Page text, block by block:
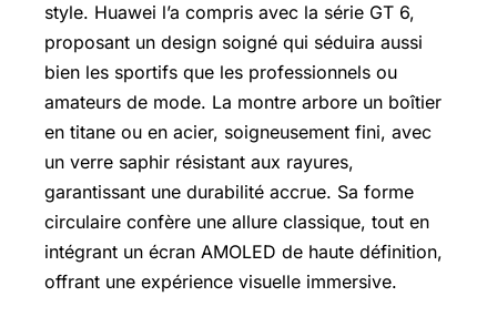
style. Huawei l’a compris avec la série GT 6,
proposant un design soigné qui séduira aussi
bien les sportifs que les professionnels ou
amateurs de mode. La montre arbore un boîtier
en titane ou en acier, soigneusement fini, avec
un verre saphir résistant aux rayures,
garantissant une durabilité accrue. Sa forme
circulaire confère une allure classique, tout en
intégrant un écran AMOLED de haute définition,
offrant une expérience visuelle immersive.